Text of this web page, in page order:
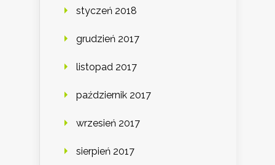
styczeń 2018
grudzień 2017
listopad 2017
październik 2017
wrzesień 2017
sierpień 2017